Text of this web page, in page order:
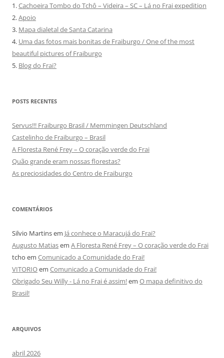
1.Cachoeira Tombo do Tchô – Videira – SC – Lá no Frai expedition
2.Apoio
3. Mapa dialetal de Santa Catarina
4. Uma das fotos mais bonitas de Fraiburgo / One of the most
beautiful pictures of Fraiburgo
5. Blog do Frai?
POSTS RECENTES
Servus!!! Fraiburgo Brasil / Memmingen Deutschland
Castelinho de Fraiburgo – Brasil
A Floresta René Frey – O coração verde do Frai
Quão grande eram nossas florestas?
As preciosidades do Centro de Fraiburgo
COMENTÁRIOS
Silvio Martinsem Já conhece o Maracujá do Frai?
Augusto Matiasem A Floresta René Frey – O coração verde do Frai
tcho em Comunicado a Comunidade do Frai!
VITORIOem Comunicado a Comunidade do Frai!
Obrigado Seu Willy - Lá no Frai é assim!em O mapa definitivo do
Brasil!
ARQUIVOS
abril 2026